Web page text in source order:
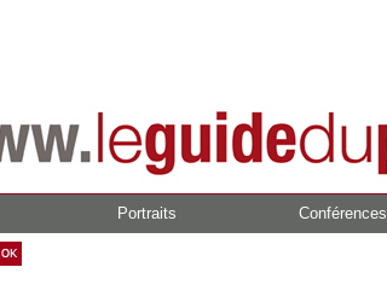
Portraits Conférences